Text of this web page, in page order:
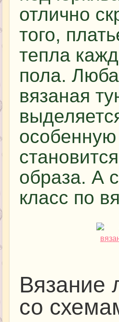
отлично
того,
тепла
пола.
вязаная
образа. А
класс по
Вязание
со